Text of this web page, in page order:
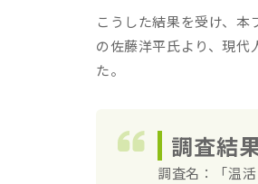
こうした結果を受け、
の佐藤洋平氏より、現
た。
調査結
調査名：「温